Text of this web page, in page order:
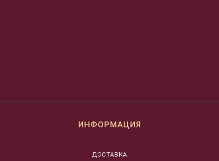
ИНФОРМАЦИЯ
ДОСТАВКА